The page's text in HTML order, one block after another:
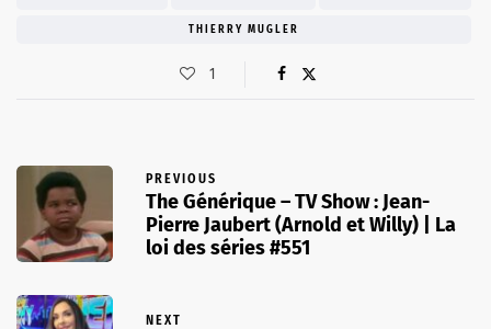
THIERRY MUGLER
1
PREVIOUS
The Générique – TV Show : Jean-
Pierre Jaubert (Arnold et Willy) | La
loi des séries #551
NEXT